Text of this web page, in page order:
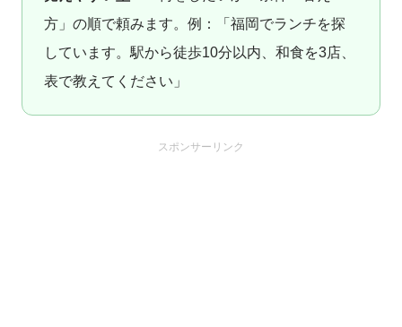
方」の順で頼みます。例：「福岡でランチを探
しています。駅から徒歩10分以内、和食を3店、
表で教えてください」
スポンサーリンク